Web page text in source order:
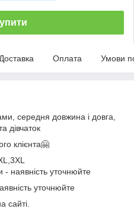
Доставка Оплата Умови
середня довжина і довга,
дівчаток
клієнта🤗
- наявність уточнюйте
уточнюйте
сайті.